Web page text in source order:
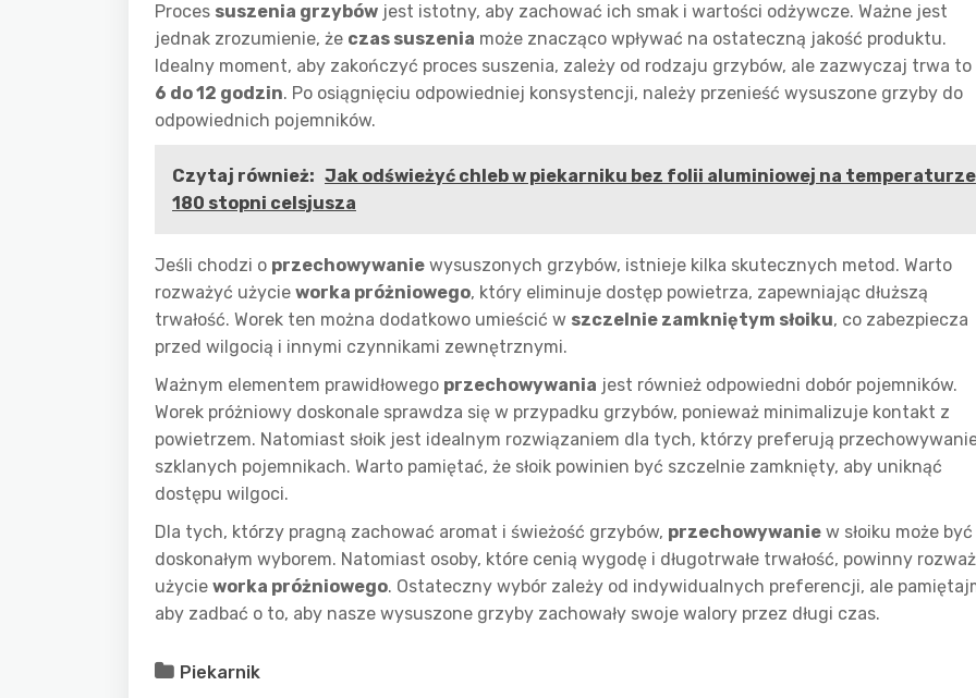
Proces suszenia grzybów jest istotny, aby zachować ich smak i wartości odżywcze. Ważne jest
jednak zrozumienie, że czas suszenia może znacząco wpływać na ostateczną jakość produktu.
Idealny moment, aby zakończyć proces suszenia, zależy od rodzaju grzybów, ale zazwyczaj trwa to
6 do 12 godzin. Po osiągnięciu odpowiedniej konsystencji, należy przenieść wysuszone grzyby do
odpowiednich pojemników.
Czytaj również: Jak odświeżyć chleb w piekarniku bez folii aluminiowej na temperaturze
180 stopni celsjusza
Jeśli chodzi o przechowywanie wysuszonych grzybów, istnieje kilka skutecznych metod. Warto
rozważyć użycie worka próżniowego, który eliminuje dostęp powietrza, zapewniając dłuższą
trwałość. Worek ten można dodatkowo umieścić w szczelnie zamkniętym słoiku, co zabezpiecza
przed wilgocią i innymi czynnikami zewnętrznymi.
Ważnym elementem prawidłowego przechowywania jest również odpowiedni dobór pojemników.
Worek próżniowy doskonale sprawdza się w przypadku grzybów, ponieważ minimalizuje kontakt z
powietrzem. Natomiast słoik jest idealnym rozwiązaniem dla tych, którzy preferują
szklanych pojemnikach. Warto pamiętać, że słoik powinien być szczelnie zamknięty, aby uniknąć
dostępu wilgoci.
Dla tych, którzy pragną zachować aromat i świeżość grzybów, przechowywanie w słoiku może być
doskonałym wyborem. Natomiast osoby, które cenią wygodę i długotrwałe trwałość, powinny
użycie worka próżniowego. Ostateczny wybór zależy od indywidualnych preferencji, ale
aby zadbać o to, aby nasze wysuszone grzyby zachowały swoje walory przez długi czas.
Piekarnik